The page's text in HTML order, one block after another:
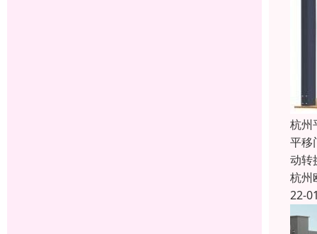
杭州
平移
动转
杭州
22-